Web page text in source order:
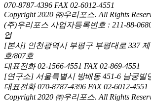
070-8787-4396 FAX 02-6012-4551
Copyright 2020 ㈜우리포스. All Rights
(주)우리포스 사업자등록번호 : 211-88-
엽
[본사] 인천광역시 부평구 부평대로 337
호/807호
대표전화 02-1566-4551 FAX 02-869-4551
[연구소] 서울특별시 방배동 451-6 남궁빌
대표전화 070-8787-4396 FAX 02-6012-4551
Copyright 2020 ㈜우리포스. All Rights